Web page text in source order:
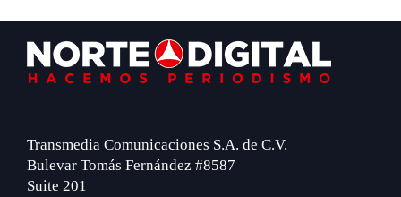
Footer
Transmedia Comunicaciones S.A. de C.V.
Bulevar Tomás Fernández #8587
Suite 201